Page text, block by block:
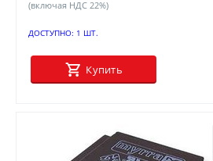
(включая НДС 22%)
ДОСТУПНО: 1 ШТ.
Купить